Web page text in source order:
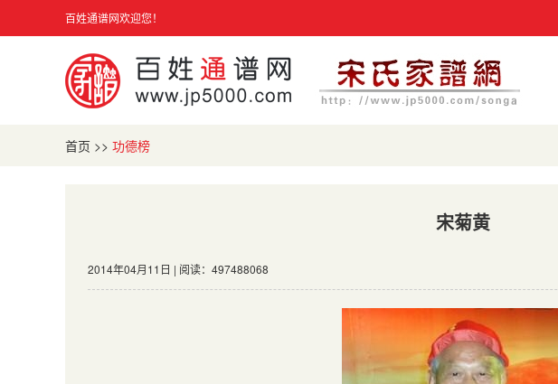
百姓通谱网欢迎您！
首页 >> 功德榜
宋菊黄
2014年04月11日 | 阅读：497488068